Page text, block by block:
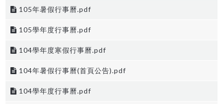
105年暑假行事曆.pdf
105學年度行事曆.pdf
104學年度寒假行事曆.pdf
104年暑假行事曆(首頁公告).pdf
104學年度行事曆.pdf